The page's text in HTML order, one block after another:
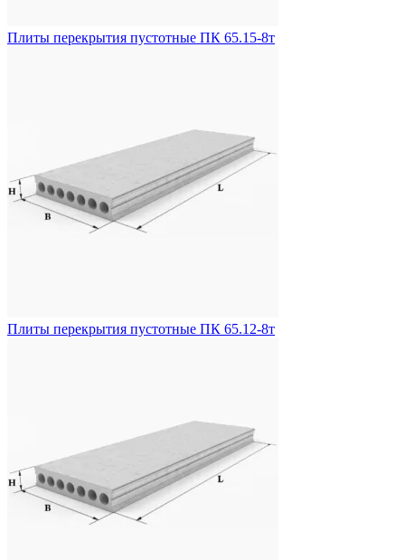
Плиты перекрытия пустотные ПК 65.15-8т
Плиты перекрытия пустотные ПК 65.12-8т